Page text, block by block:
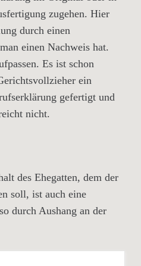
zugehen. Hier
durch einen
einen Nachweis hat.
Es ist schon
ein
gefertigt und
nicht.
des Ehegatten, dem der
soll, ist auch eine
durch Aushang an der